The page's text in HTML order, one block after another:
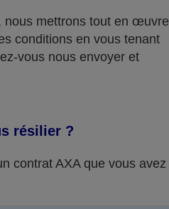
nous mettrons tout en œuvre
conditions en vous tenant
vous nous envoyer et
résilier ?
contrat AXA que vous avez